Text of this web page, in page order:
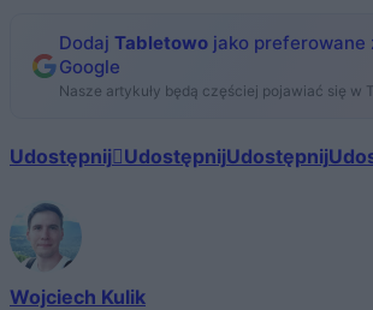
Dodaj Tabletowo jako preferowane
Google
Nasze artykuły będą częściej pojawiać się w
Udostępnij UdostępnijUdostępnij
Wojciech Kulik